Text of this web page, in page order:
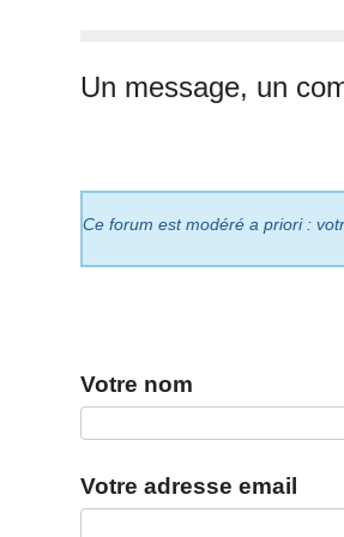
Un message, un
Ce forum est modéré a priori :
Votre nom
Votre adresse email